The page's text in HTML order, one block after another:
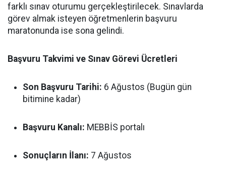
farklı sınav oturumu gerçekleştirilecek. Sınavlarda
görev almak isteyen öğretmenlerin başvuru
maratonunda ise sona gelindi.
Başvuru Takvimi ve Sınav Görevi Ücretleri
Son Başvuru Tarihi: 6 Ağustos (Bugün gün
bitimine kadar)
Başvuru Kanalı: MEBBİS portalı
Sonuçların İlanı: 7 Ağustos